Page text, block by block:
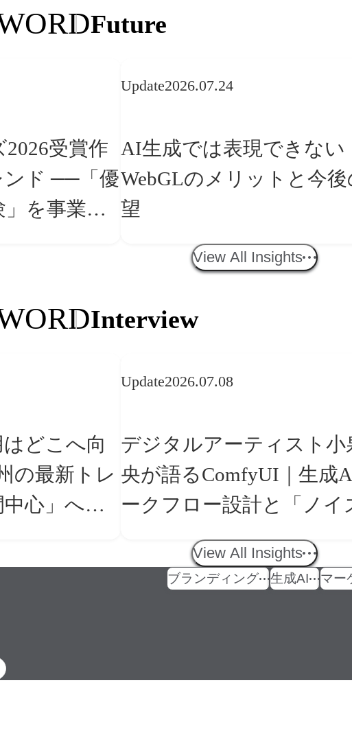
Future
受賞作
「優
を事業と
Update2026.07.24
AI生成では表現できない
WebGLのメリットと今後
望
View All Insights
Interview
どこへ向
の最新トレ
心」への
Update2026.07.08
デジタルアーティスト小
央が語るComfyUI｜生成
ークフロー設計と「ノイ
美意識」
View All Insights
ブランディング 生成AI マー